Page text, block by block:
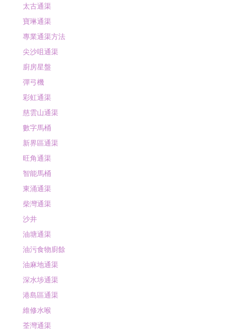
太古通渠
寶琳通渠
專業通渠方法
尖沙咀通渠
廚房星盤
彈弓機
彩虹通渠
慈雲山通渠
數字馬桶
新界區通渠
旺角通渠
智能馬桶
東涌通渠
柴灣通渠
沙井
油塘通渠
油污食物廚餘
油麻地通渠
深水埗通渠
港島區通渠
維修水喉
荃灣通渠